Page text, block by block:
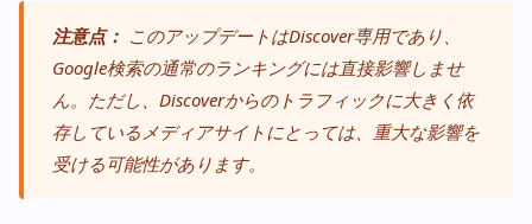
注意点： このアップデートはDiscover専用であり、
Google検索の通常のランキングには直接影響しませ
ん。ただし、Discoverからのトラフィックに大きく依
存しているメディアサイトにとっては、重大な影響を
受ける可能性があります。